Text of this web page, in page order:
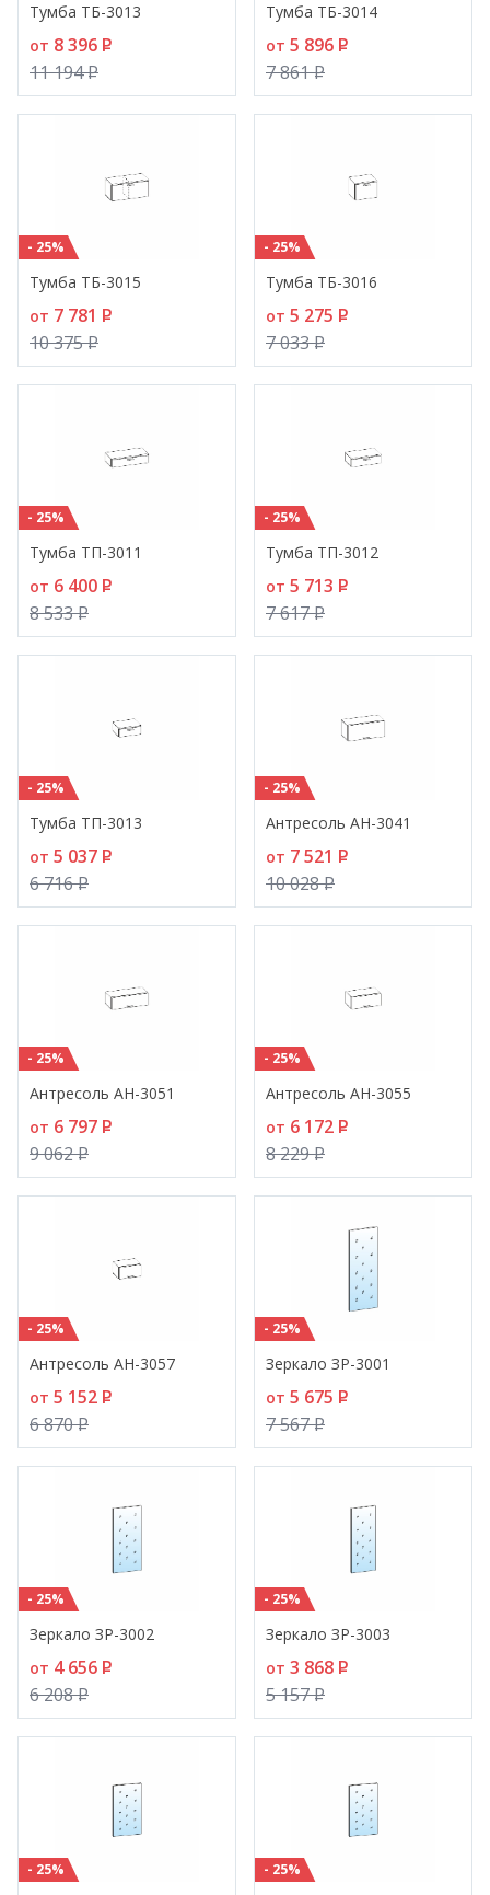
Тумба ТБ-3013
от 8 396 P
11 194P
Тумба ТБ-3014
от 5 896 P
7 861P
- 25%
Тумба ТБ-3015
от 7 781 P
10 375P
- 25%
Тумба ТБ-3016
от 5 275 P
7 033P
- 25%
Тумба ТП-3011
от 6 400 P
8 533P
- 25%
Тумба ТП-3012
от 5 713 P
7 617P
- 25%
Тумба ТП-3013
от 5 037 P
6 716P
- 25%
Антресоль АН-3041
от 7 521 P
10 028P
- 25%
Антресоль АН-3051
от 6 797 P
9 062P
- 25%
Антресоль АН-3055
от 6 172 P
8 229P
- 25%
Антресоль АН-3057
от 5 152 P
6 870P
- 25%
Зеркало ЗР-3001
от 5 675 P
7 567P
- 25%
Зеркало ЗР-3002
от 4 656 P
6 208P
- 25%
Зеркало ЗР-3003
от 3 868 P
5 157P
- 25% - 25%